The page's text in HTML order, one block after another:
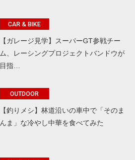
CAR & BIKE
【ガレージ見学】スーパーGT参戦チー
ム、レーシングプロジェクトバンドウが
目指…
OUTDOOR
【釣りメシ】林道沿いの車中で「そのま
んま」な冷やし中華を食べてみた